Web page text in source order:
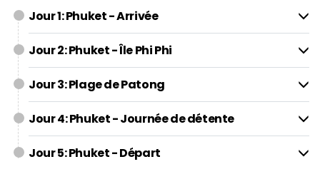
Jour 1: Phuket - Arrivée
Jour 2: Phuket - Île Phi Phi
Jour 3: Plage de Patong
Jour 4: Phuket - Journée de détente
Jour 5: Phuket - Départ